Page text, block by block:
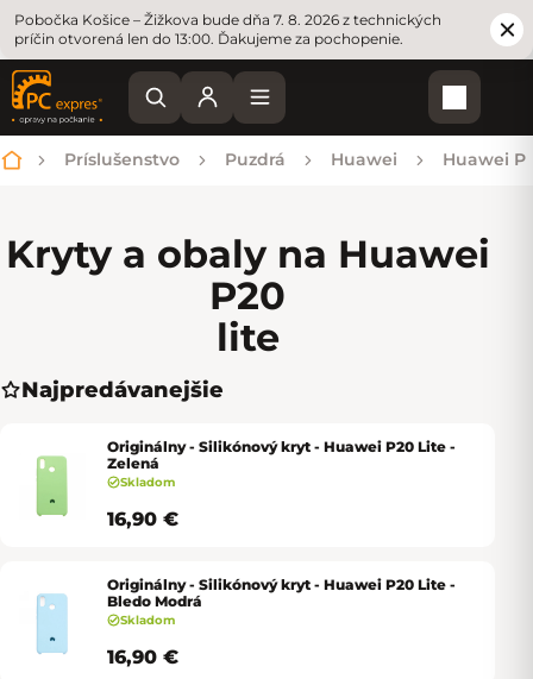
Pobočka Košice – Žižkova bude dňa 7. 8. 2026 z technických
príčin otvorená len do 13:00. Ďakujeme za pochopenie.
Domov
Príslušenstvo Puzdrá Huawei Huawei P
Kryty a obaly na Huawei
P20
lite
Najpredávanejšie
Originálny - Silikónový kryt - Huawei P20 Lite -
Zelená
Skladom
16,90 €
Originálny - Silikónový kryt - Huawei P20 Lite -
Bledo Modrá
Skladom
16,90 €